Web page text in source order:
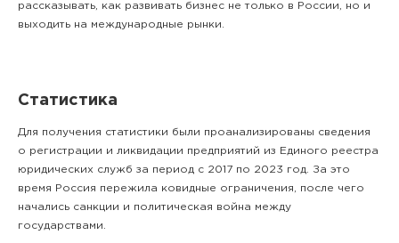
рассказывать, как развивать бизнес не только в России, но и
выходить на международные рынки.
Статистика
Для получения статистики были проанализированы сведения
о регистрации и ликвидации предприятий из Единого реестра
юридических служб за период с 2017 по 2023 год. За это
время Россия пережила ковидные ограничения, после чего
начались санкции и политическая война между
государствами.